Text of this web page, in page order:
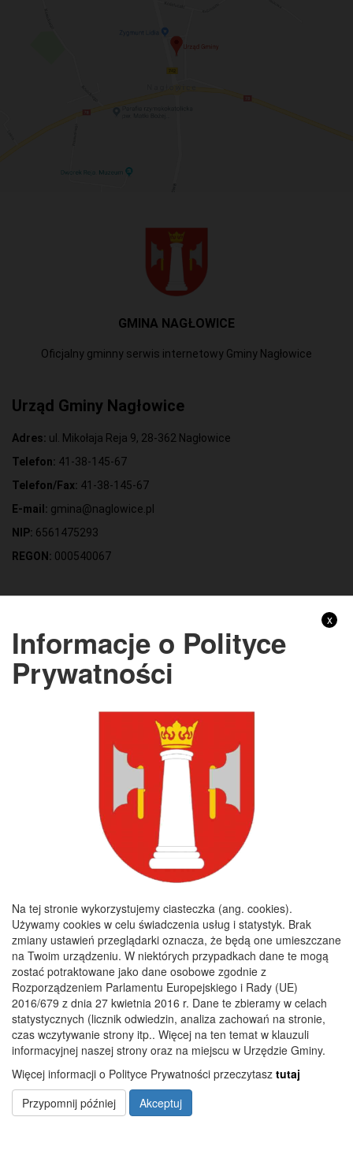
GMINA NAGŁOWICE
Oficjalny gminny serwis internetowy Gminy Nagłowice
Urząd Gminy Nagłowice
Adres: ul. Mikołaja Reja 9, 28-362 Nagłowice
Telefon: 41-38-145-67
Telefon/Fax: 41-38-145-67
E-mail: gmina@naglowice.pl
NIP: 6561475293
REGON: 000540067
Adres:ul. Mikołaja Reja 9, 28-362 Nagłowice
NIP:6562213721
REGON:
KONTO BANKOWE:
Bank Spółdzielczy Kielce o/Nagłowice
46 84930004 0110 0100 0332 0097
Rachunek odpady komunalne:
44 8493 0004 0110 0100 0332 0133
Godziny pracy
8:00 - 16:00
Środa :7:30 - 15:30
Czwartek :7:30 - 15:30
Piątek :7:30 - 15:30
Copyright 2019@ Urząd Gminy Nagłowice
x
Informacje o Polityce
Prywatności
Na tej stronie wykorzystujemy ciasteczka (ang. cookies).
Używamy cookies w celu świadczenia usług i statystyk. Brak
zmiany ustawień przeglądarki oznacza, że będą one umieszczane
na Twoim urządzeniu. W niektórych przypadkach dane te mogą
zostać potraktowane jako dane osobowe zgodnie z
Rozporządzeniem Parlamentu Europejskiego i Rady (UE)
2016/679 z dnia 27 kwietnia 2016 r. Dane te zbieramy w celach
statystycznych (licznik odwiedzin, analiza zachowań na stronie,
czas wczytywanie strony itp.. Więcej na ten temat w klauzuli
informacyjnej naszej strony oraz na miejscu w Urzędzie Gminy.
Więcej informacji o Polityce Prywatności przeczytasz tutaj
Przypomnij później
Akceptuj